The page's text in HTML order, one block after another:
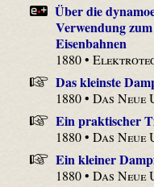
Über die
Verwendung
Eisenbahnen
1880 •
Das kleinste
1880 •Das Neue
Ein praktischer
1880 •Das Neue
Ein kleiner
1880 •Das Neue